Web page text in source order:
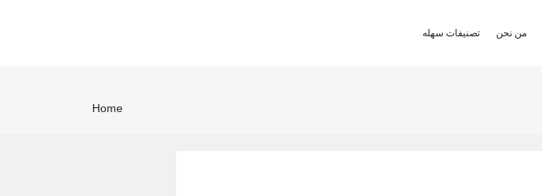
تصنيفات سهله من نحن
Home